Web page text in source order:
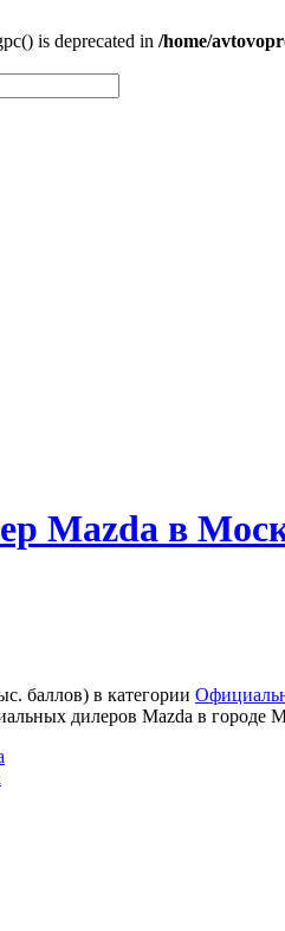
is deprecated in /home/
Mazda в
баллов) в категории
дилеров Mazda в городе